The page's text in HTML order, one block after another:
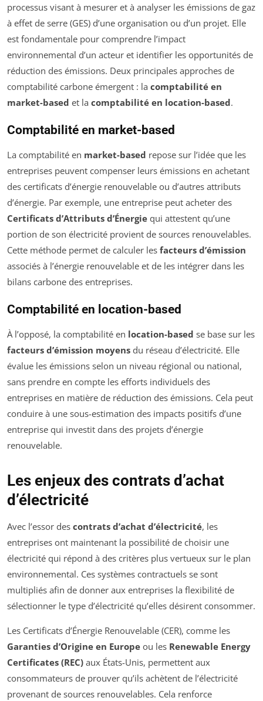
processus visant à mesurer et à analyser les émissions de gaz
à effet de serre (GES) d’une organisation ou d’un projet. Elle
est fondamentale pour comprendre l’impact
environnemental d’un acteur et identifier les opportunités de
réduction des émissions. Deux principales approches de
comptabilité carbone émergent : la comptabilité en
market-based et la comptabilité en location-based.
Comptabilité en market-based
La comptabilité en market-based repose sur l’idée que les
entreprises peuvent compenser leurs émissions en achetant
des certificats d’énergie renouvelable ou d’autres attributs
d’énergie. Par exemple, une entreprise peut acheter des
Certificats d’Attributs d’Énergie qui attestent qu’une
portion de son électricité provient de sources renouvelables.
Cette méthode permet de calculer les facteurs d’émission
associés à l’énergie renouvelable et de les intégrer dans les
bilans carbone des entreprises.
Comptabilité en location-based
À l’opposé, la comptabilité en location-based se base sur les
facteurs d’émission moyens du réseau d’électricité. Elle
évalue les émissions selon un niveau régional ou national,
sans prendre en compte les efforts individuels des
entreprises en matière de réduction des émissions. Cela peut
conduire à une sous-estimation des impacts positifs d’une
entreprise qui investit dans des projets d’énergie
renouvelable.
Les enjeux des contrats d’achat
d’électricité
Avec l’essor des contrats d’achat d’électricité, les
entreprises ont maintenant la possibilité de choisir une
électricité qui répond à des critères plus vertueux sur le plan
environnemental. Ces systèmes contractuels se sont
multipliés afin de donner aux entreprises la flexibilité de
sélectionner le type d’électricité qu’elles désirent consommer.
Les Certificats d’Énergie Renouvelable (CER), comme les
Garanties d’Origine en Europe ou les Renewable Energy
Certificates (REC) aux États-Unis, permettent aux
consommateurs de prouver qu’ils achètent de l’électricité
provenant de sources renouvelables. Cela renforce